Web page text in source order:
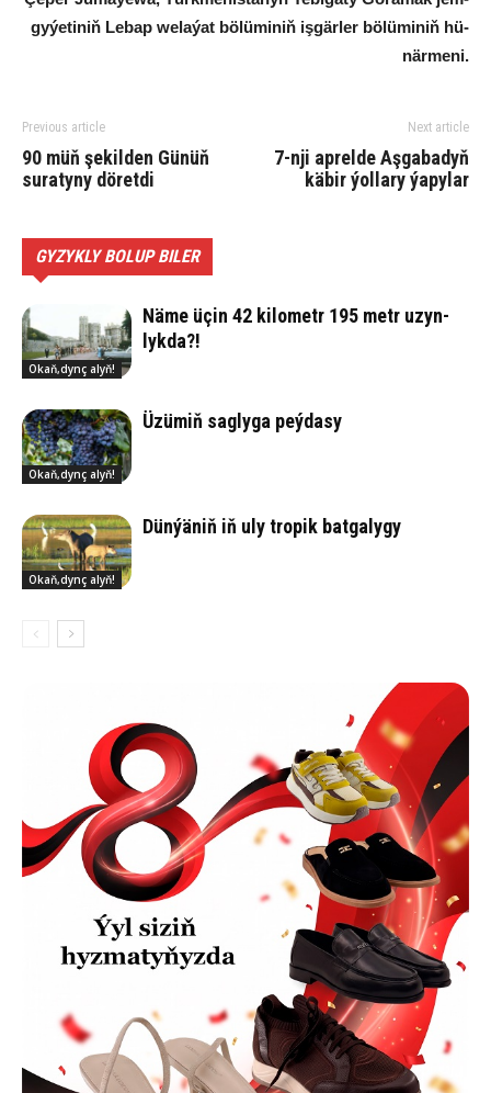
gy­ýe­ti­niň Le­bap we­la­ýat bö­lü­mi­niň iş­gär­ler bö­lü­mi­niň hü­
när­me­ni.
Previous article
90 müň şekilden Günüň
suratyny döretdi
Next article
7-nji aprelde Aşgabadyň
käbir ýollary ýapylar
GYZYKLY BOLUP BILER
Okaň,dynç alyň!
Nä­me üçin 42 ki­lo­metr 195 metr uzyn­
lyk­da?!
Okaň,dynç alyň!
Üzü­miň sag­ly­ga peý­da­sy
Okaň,dynç alyň!
Dün­ýä­niň iň uly tro­pik bat­ga­ly­gy